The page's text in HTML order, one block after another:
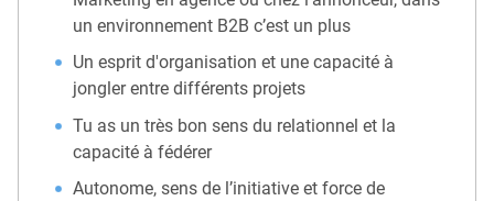
un environnement B2B c’est un plus
Un esprit d'organisation et une capacité à
jongler entre différents projets
Tu as un très bon sens du relationnel et la
capacité à fédérer
Autonome, sens de l’initiative et force de